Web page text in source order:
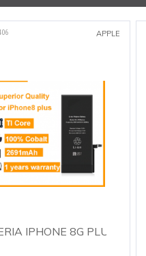
APPLE
IPHONE 8G PLUS